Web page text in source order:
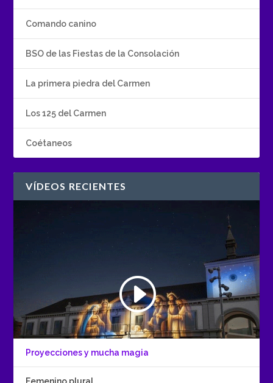
Comando canino
BSO de las Fiestas de la Consolación
La primera piedra del Carmen
Los 125 del Carmen
Coétaneos
VÍDEOS RECIENTES
Proyecciones y mucha magia